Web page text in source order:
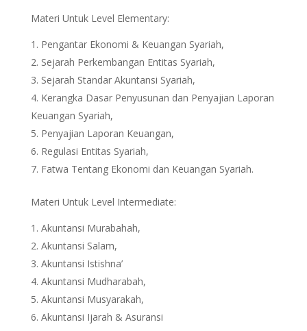
Materi Untuk Level Elementary:
Pengantar Ekonomi & Keuangan Syariah,
Sejarah Perkembangan Entitas Syariah,
Sejarah Standar Akuntansi Syariah,
Kerangka Dasar Penyusunan dan Penyajian Laporan
Keuangan Syariah,
Penyajian Laporan Keuangan,
Regulasi Entitas Syariah,
Fatwa Tentang Ekonomi dan Keuangan Syariah.
Materi Untuk Level Intermediate:
Akuntansi Murabahah,
Akuntansi Salam,
Akuntansi Istishna’
Akuntansi Mudharabah,
Akuntansi Musyarakah,
Akuntansi Ijarah & Asuransi